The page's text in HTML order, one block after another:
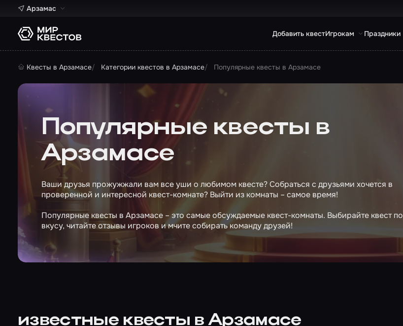
Арзамас
Добавить квестИгрокам Праздники
Квесты в Арзамасе Категории квестов в Арзамасе Популярные квесты в Арзамасе
Популярные квесты в
Арзамасе
Ваши друзья прожужжали вам все уши о любимом квесте? Собраться с друзьями хочется в
проверенной и интересной квест-комнате? Выйти из комнаты – самое время!
Популярные квесты в Арзамасе – это самые обсуждаемые квест-комнаты. Выбирайте квест по
вкусу, читайте отзывы игроков и мчите собирать команду друзей!
известные квесты в Арзамасе